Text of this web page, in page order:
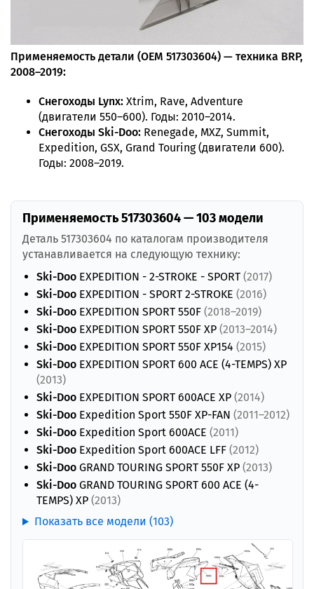
Применяемость детали (OEM 517303604) — техника BRP,
2008–2019:
Снегоходы Lynx: Xtrim, Rave, Adventure
(двигатели 550–600). Годы: 2010–2014.
Снегоходы Ski-Doo: Renegade, MXZ, Summit,
Expedition, GSX, Grand Touring (двигатели 600).
Годы: 2008–2019.
Применяемость 517303604 — 103 модели
Деталь 517303604 по каталогам производителя
устанавливается на следующую технику:
Ski-Doo EXPEDITION - 2-STROKE - SPORT (2017)
Ski-Doo EXPEDITION - SPORT 2-STROKE (2016)
Ski-Doo EXPEDITION SPORT 550F (2018–2019)
Ski-Doo EXPEDITION SPORT 550F XP (2013–2014)
Ski-Doo EXPEDITION SPORT 550F XP154 (2015)
Ski-Doo EXPEDITION SPORT 600 ACE (4-TEMPS) XP
(2013)
Ski-Doo EXPEDITION SPORT 600ACE XP (2014)
Ski-Doo Expedition Sport 550F XP-FAN (2011–2012)
Ski-Doo Expedition Sport 600ACE (2011)
Ski-Doo Expedition Sport 600ACE LFF (2012)
Ski-Doo GRAND TOURING SPORT 550F XP (2013)
Ski-Doo GRAND TOURING SPORT 600 ACE (4-
TEMPS) XP (2013)
Показать все модели (103)